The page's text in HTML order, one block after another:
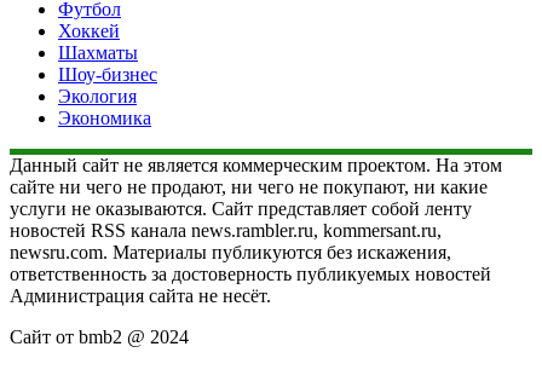
Футбол
Хоккей
Шахматы
Шоу-бизнес
Экология
Экономика
Данный сайт не является коммерческим проектом. На этом
сайте ни чего не продают, ни чего не покупают, ни какие
услуги не оказываются. Сайт представляет собой ленту
новостей RSS канала news.rambler.ru, kommersant.ru,
newsru.com. Материалы публикуются без искажения,
ответственность за достоверность публикуемых новостей
Администрация сайта не несёт.
Сайт от bmb2 @ 2024